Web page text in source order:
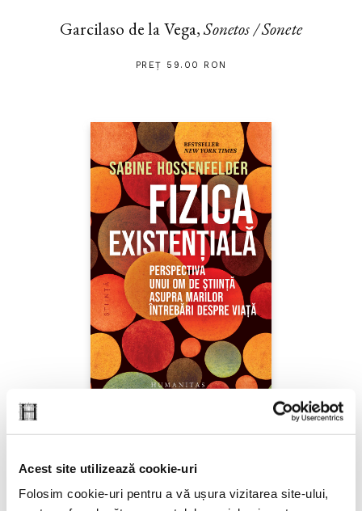
Acest site utilizează cookie-uri
Folosim cookie-uri pentru a vă ușura vizitarea site-ului,
Garcilaso de la Vega,Sonetos / Sonete
PREȚ 59.00 RON